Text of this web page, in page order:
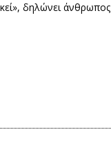
δηλώνει